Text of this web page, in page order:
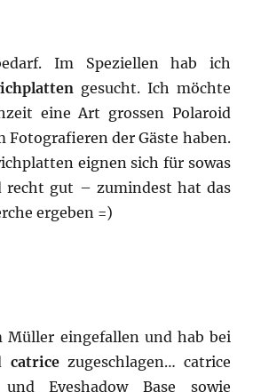
Im Speziellen hab ich
gesucht. Ich möchte
eine Art grossen Polaroid
Fotografieren der Gäste haben.
eignen sich für sowas
recht gut – zumindest hat das
ergeben =)
Müller eingefallen und hab bei
catricezugeschlagen… catrice
Eyeshadow Base sowie